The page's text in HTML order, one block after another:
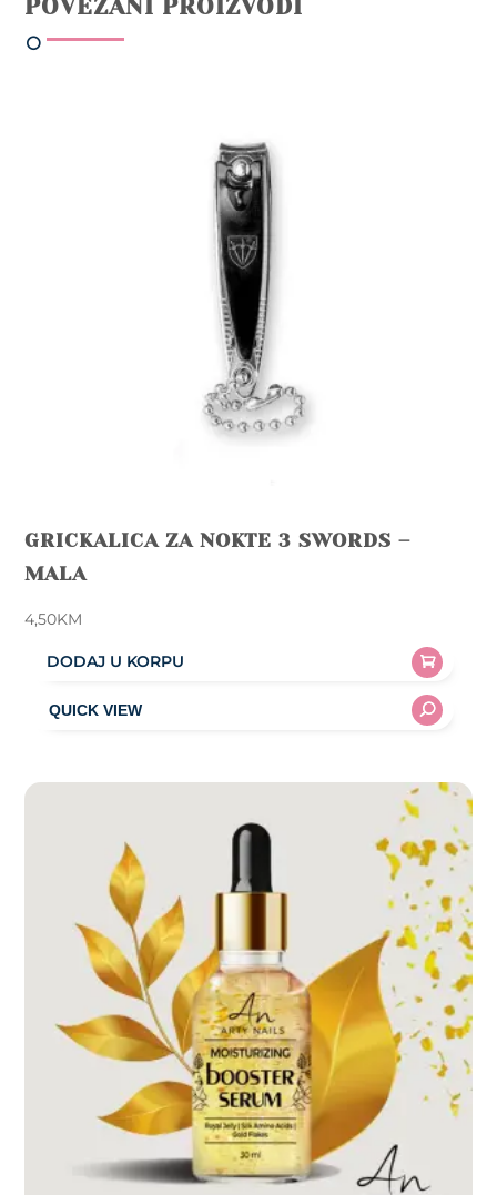
POVEZANI PROIZVODI
GRICKALICA ZA NOKTE 3 SWORDS –
MALA
4,50KM
DODAJ U KORPU